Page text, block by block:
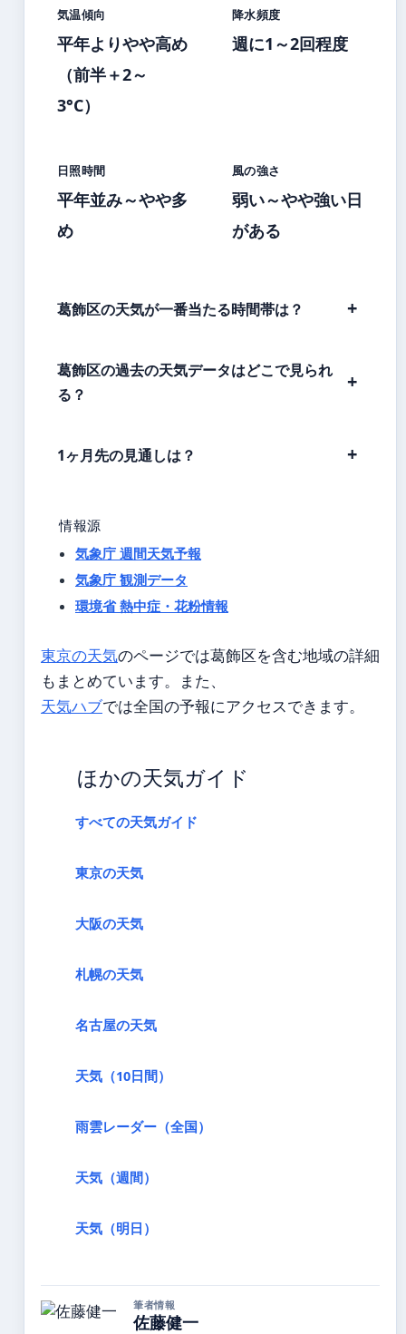
気温傾向
平年よりやや高め
（前半＋2～
3°C）
降水頻度
週に1～2回程度
日照時間
平年並み～やや多
め
風の強さ
弱い～やや強い日
がある
葛飾区の天気が一番当たる時間帯は？
葛飾区の過去の天気データはどこで見られ
る？
1ヶ月先の見通しは？
情報源
気象庁 週間天気予報
気象庁 観測データ
環境省 熱中症・花粉情報
東京の天気のページでは葛飾区を含む地域の詳細
もまとめています。また、
天気ハブでは全国の予報にアクセスできます。
ほかの天気ガイド
すべての天気ガイド
東京の天気
大阪の天気
札幌の天気
名古屋の天気
天気（10日間）
雨雲レーダー（全国）
天気（週間）
天気（明日）
筆者情報
佐藤健一